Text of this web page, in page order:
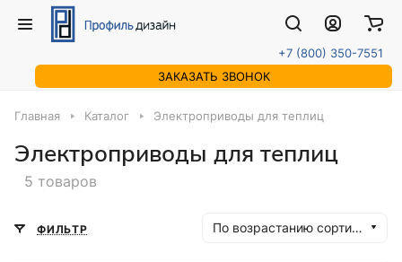
+7 (800) 350-7551
ЗАКАЗАТЬ ЗВОНОК
Главная Каталог Электроприводы для теплиц
Электроприводы для теплиц
5 товаров
ФИЛЬТР По возрастанию сортировки